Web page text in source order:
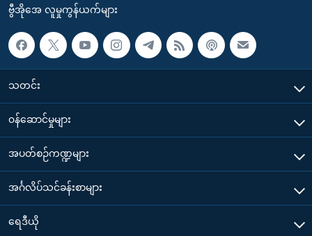
ဗွီအိုအေ လူမှုကွန်ယက်များ
သတင်း
၀န်ဆောင်မှုများ
အပတ်စဉ်ကဏ္ဍများ
အင်္ဂလိပ်သင်ခန်းစာများ
ရေဒီယို